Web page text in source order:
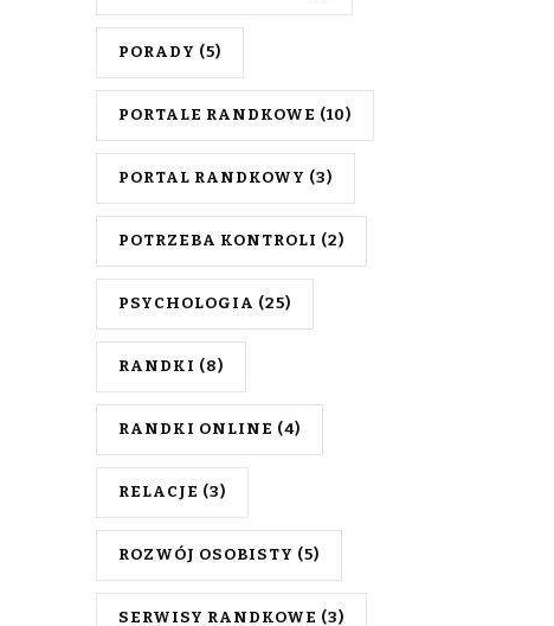
PORADY (5)
PORTALE RANDKOWE (10)
PORTAL RANDKOWY (3)
POTRZEBA KONTROLI (2)
PSYCHOLOGIA (25)
RANDKI (8)
RANDKI ONLINE (4)
RELACJE (3)
ROZWÓJ OSOBISTY (5)
SERWISY RANDKOWE (3)